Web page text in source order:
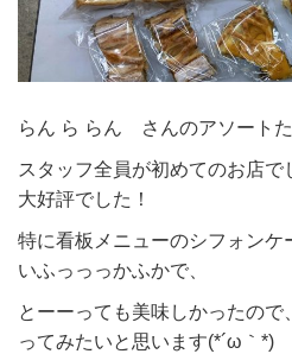
らん ら らん さんのアソート
スタッフ全員が初めてのお店で
大好評でした！
特に看板メニューのシフォンケ
いふっっっかふかで、
とーーっても美味しかったの
ってみたいと思います(*´ω｀*)